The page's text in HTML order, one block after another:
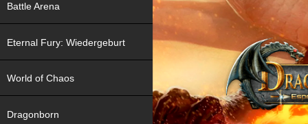
Battle Arena
Eternal Fury: Wiedergeburt
World of Chaos
Dragonborn